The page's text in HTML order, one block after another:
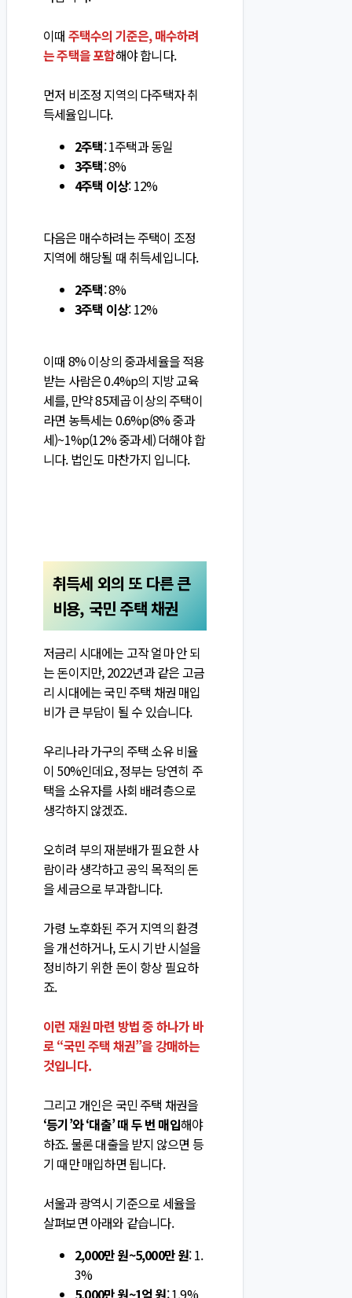
이때 주택수의 기준은, 매수하려
는 주택을 포함해야 합니다.
먼저 비조정 지역의 다주택자 취
득세율입니다.
2주택: 1주택과 동일
3주택: 8%
4주택 이상: 12%
다음은 매수하려는 주택이 조정
지역에 해당될 때 취득세입니다.
2주택: 8%
3주택 이상: 12%
이때 8% 이상의 중과세율을 적용
받는 사람은 0.4%p의 지방 교육
세를, 만약 85제곱 이상의 주택이
라면 농특세는 0.6%p(8% 중과
세)~1%p(12% 중과세) 더해야 합
니다. 법인도 마찬가지 입니다.
취득세 외의 또 다른 큰
비용, 국민 주택 채권
저금리 시대에는 고작 얼마 안 되
는 돈이지만, 2022년과 같은 고금
리 시대에는 국민 주택 채권 매입
비가 큰 부담이 될 수 있습니다.
우리나라 가구의 주택 소유 비율
이 50%인데요, 정부는 당연히 주
택을 소유자를 사회 배려층으로
생각하지 않겠죠.
오히려 부의 재분배가 필요한 사
람이라 생각하고 공익 목적의 돈
을 세금으로 부과합니다.
가령 노후화된 주거 지역의 환경
을 개선하거나, 도시 기반 시설을
정비하기 위한 돈이 항상 필요하
죠.
이런 재원 마련 방법 중 하나가 바
로 “국민 주택 채권”을 강매하는
것입니다.
그리고 개인은 국민 주택 채권을
‘등기’와 ‘대출’ 때 두 번 매입해야
하죠. 물론 대출을 받지 않으면 등
기 때만 매입하면 됩니다.
서울과 광역시 기준으로 세율을
살펴보면 아래와 같습니다.
2,000만 원~5,000만 원: 1.
3%
5,000만 원~1억 원: 1.9%